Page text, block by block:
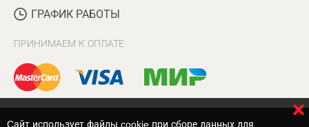
ГРАФИК РАБОТЫ
ПРИНИМАЕМ К ОПЛАТЕ
Cайт использует файлы cookie при сборе данных для